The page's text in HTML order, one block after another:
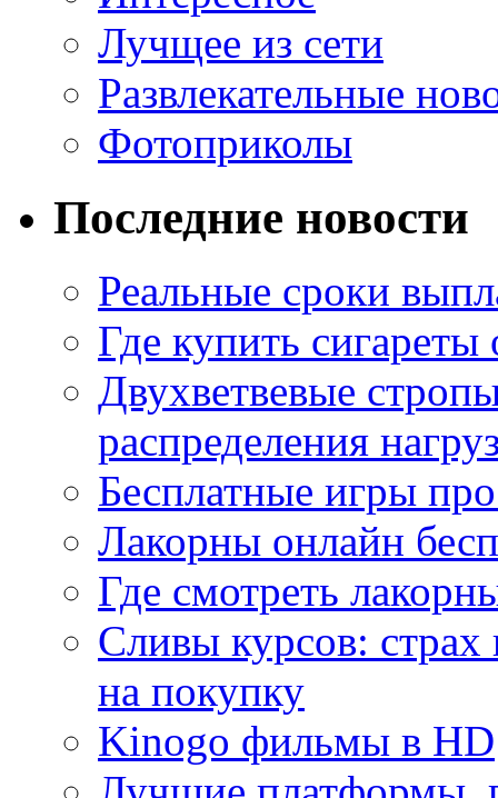
Лучщее из сети
Развлекательные
Фотоприколы
Последние новости
Реальные сроки
Где купить
Двухветвевые
распределения
Бесплатные игры
Лакорны онлайн
Где смотреть
Сливы курсов:
на покупку
Kinogo фильмы в HD